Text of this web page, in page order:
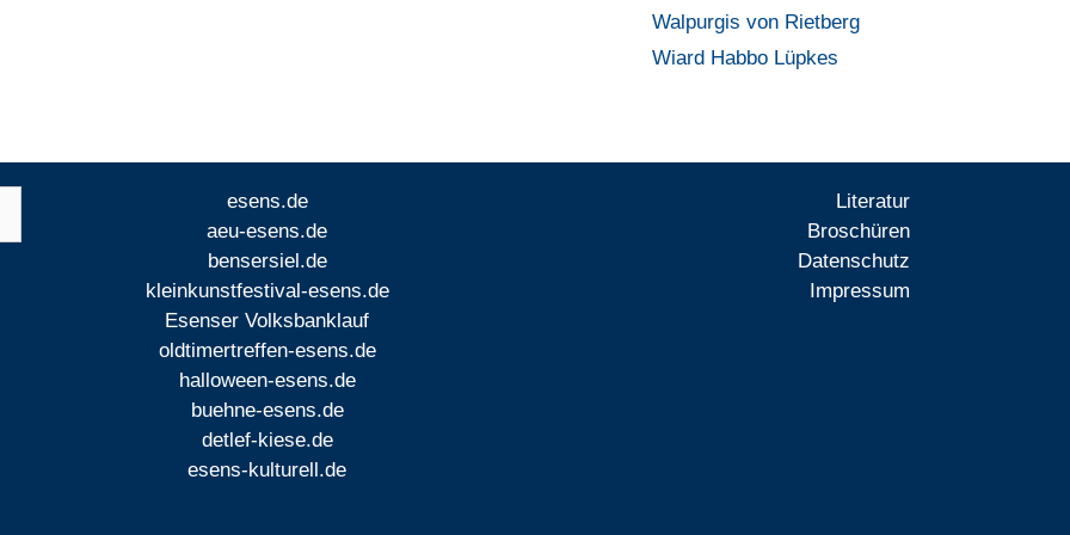
Walpurgis von Rietberg
Wiard Habbo Lüpkes
esens.de
aeu-esens.de
bensersiel.de
kleinkunstfestival-esens.de
Esenser Volksbanklauf
oldtimertreffen-esens.de
halloween-esens.de
buehne-esens.de
detlef-kiese.de
esens-kulturell.de
Literatur
Broschüren
Datenschutz
Impressum